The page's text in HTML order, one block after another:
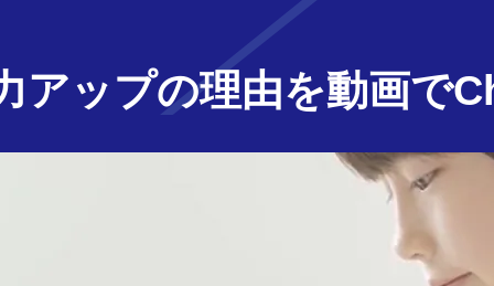
アップの理由を動画で